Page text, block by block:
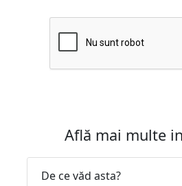
Află mai multe
De ce văd asta?